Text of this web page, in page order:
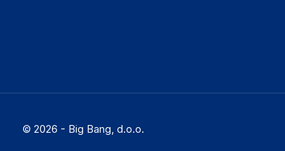
© 2026 - Big Bang, d.o.o.